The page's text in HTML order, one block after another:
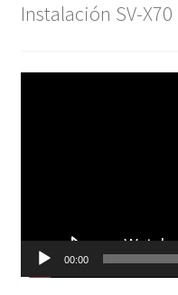
Instalación SV-X70
00:00